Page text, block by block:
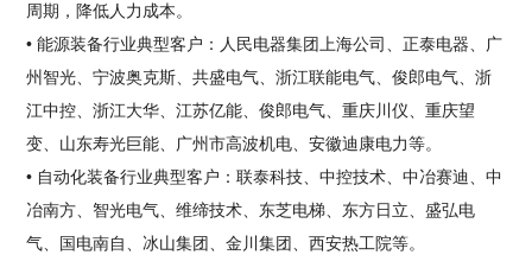
周期，降低人力成本。
• 能源装备行业典型客户：人民电器集团上海公司、正泰电器、广
州智光、宁波奥克斯、共盛电气、浙江联能电气、俊郎电气、浙
江中控、浙江大华、江苏亿能、俊郎电气、重庆川仪、重庆望
变、山东寿光巨能、广州市高波机电、安徽迪康电力等。
• 自动化装备行业典型客户：联泰科技、中控技术、中冶赛迪、中
冶南方、智光电气、维缔技术、东芝电梯、东方日立、盛弘电
气、国电南自、冰山集团、金川集团、西安热工院等。